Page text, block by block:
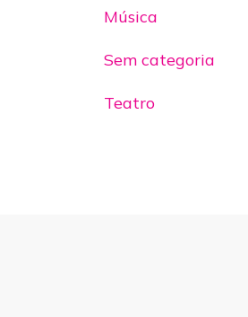
Música
Sem categoria
Teatro